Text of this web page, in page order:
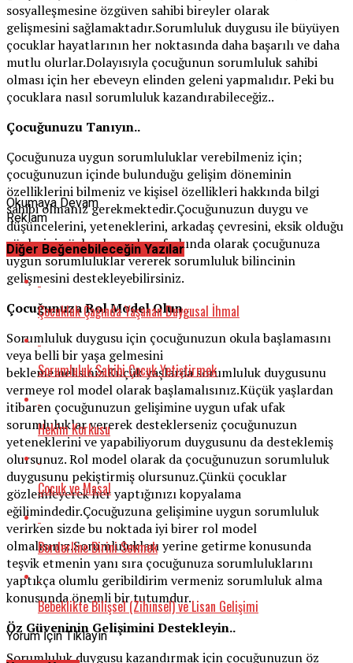
sosyalleşmesine özgüven sahibi bireyler olarak
gelişmesini sağlamaktadır.Sorumluluk duygusu ile büyüyen
çocuklar hayatlarının her noktasında daha başarılı ve daha
mutlu olurlar.Dolayısıyla çocuğunun sorumluluk sahibi
olması için her ebeveyn elinden geleni yapmalıdır. Peki bu
çocuklara nasıl sorumluluk kazandırabileceğiz..
Çocuğunuzu Tanıyın..
Çocuğunuza uygun sorumluluklar verebilmeniz için;
çocuğunuzun içinde bulunduğu gelişim döneminin
özelliklerini bilmeniz ve kişisel özellikleri hakkında bilgi
sahibi olmanız gerekmektedir.Çocuğunuzun duygu ve
düşüncelerini, yeteneklerini, arkadaş çevresini, eksik olduğu
yönlerini gözlemleyerek ve farkında olarak çocuğunuza
uygun sorumluluklar vererek sorumluluk bilincinin
gelişmesini destekleyebilirsiniz.
Çocuğunuza Rol Model Olun..
Sorumluluk duygusu için çocuğunuzun okula başlamasını
veya belli bir yaşa gelmesini
beklememelisiniz.Küçük yaşlarda sorumluluk duygusunu
vermeye rol model olarak başlamalısınız.Küçük yaşlardan
itibaren çocuğunuzun gelişimine uygun ufak ufak
sorumluluklar vererek desteklerseniz çocuğunuzun
yeteneklerini ve yapabiliyorum duygusunu da desteklemiş
olursunuz. Rol model olarak da çocuğunuzun sorumluluk
duygusunu pekiştirmiş olursunuz.Çünkü çocuklar
gözlemleyerek her yaptığınızı kopyalama
eğilimindedir.Çocuğuzuna gelişimine uygun sorumluluk
verirken sizde bu noktada iyi birer rol model
olmalısınız.Sorumlulukları yerine getirme konusunda
teşvik etmenin yanı sıra çocuğunuza sorumluluklarını
yaptıkça olumlu geribildirim vermeniz sorumluluk alma
konusunda önemli bir tutumdur.
Öz Güveninin Gelişimini Destekleyin..
Sorumluluk duygusu kazandırmak için çocuğunuzun öz
Okumaya Devam
Reklam
Diğer Beğenebileceğin Yazılar
Çocukluk Çağında Yaşanan Duygusal İhmal
Sorumluluk Sahibi Çocuk Yetiştirmek
Hekim Korkusu
Çocuk ve Masal
Borderline Birini Sevmek
Bebeklikte Bilişsel (Zihinsel) ve Lisan Gelişimi
Yorum İçin Tıklayın